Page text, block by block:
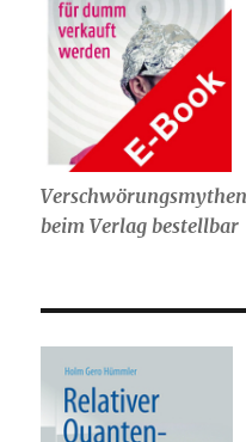
beim Verlag bestellbar